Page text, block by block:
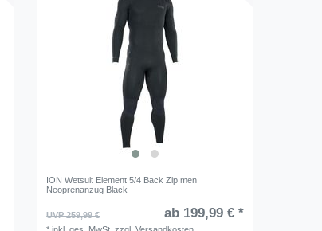
ION Wetsuit Element 5/4 Back Zip men
Neoprenanzug Black
UVP 259,99 € ab 199,99 € *